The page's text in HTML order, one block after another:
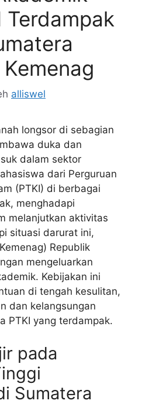
Terdampak
alliswel
longsor di sebagian
duka dan
dalam sektor
dari Perguruan
(PTKI) di berbagai
menghadapi
melanjutkan aktivitas
situasi darurat ini,
Republik
mengeluarkan
Kebijakan ini
di tengah kesulitan,
dan kelangsungan
PTKI yang terdampak.
pada
Sumatera